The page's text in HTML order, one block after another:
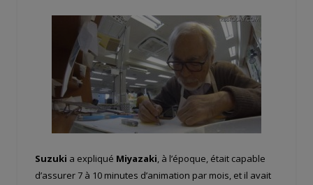
Suzuki a expliqué Miyazaki, à l’époque, était capable
d’assurer 7 à 10 minutes d’animation par mois, et il avait